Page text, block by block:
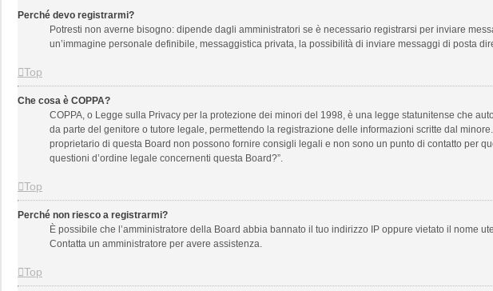
Perché devo registrarmi?
Potresti non averne bisogno: dipende dagli amministratori se è necessario registrarsi per inviare
un’immagine personale definibile, messaggistica privata, la possibilità di inviare messaggi di posta
Top
Che cosa è COPPA?
COPPA, o Legge sulla Privacy per la protezione dei minori del 1998, è una legge statunitense che
da parte del genitore o tutore legale, permettendo la registrazione delle informazioni scritte dal
proprietario di questa Board non possono fornire consigli legali e non sono un punto di contatto per
questioni d’ordine legale concernenti questa Board?”.
Top
Perché non riesco a registrarmi?
È possibile che l’amministratore della Board abbia bannato il tuo indirizzo IP oppure vietato il nome
Contatta un amministratore per avere assistenza.
Top